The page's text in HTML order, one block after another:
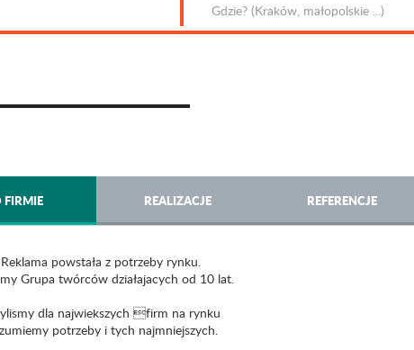
FIRMIE REALIZACJE REFERENCJE
powstała z potrzeby rynku.
Grupa twórców działajacych od 10 lat.
dla najwiekszych firm na rynku
potrzeby i tych najmniejszych.